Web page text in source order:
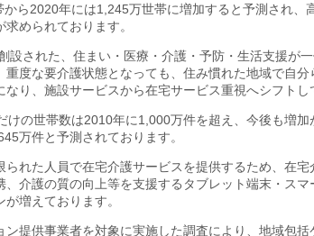
ら2020年には1,245万世帯に増加すると予測され、
められております。
設された、住まい・医療・介護・予防・生活支援が
度な要介護状態となっても、住み慣れた地域で自
り、施設サービスから在宅サービス重視へシフトし
けの世帯数は2010年に1,000万件を超え、今後も増
万件と予測されております。
れた人員で在宅介護サービスを提供するため、在
介護の質の向上等を支援するタブレット端末・スマ
増えております。
提供事業者を対象に実施した調査により、地域包括